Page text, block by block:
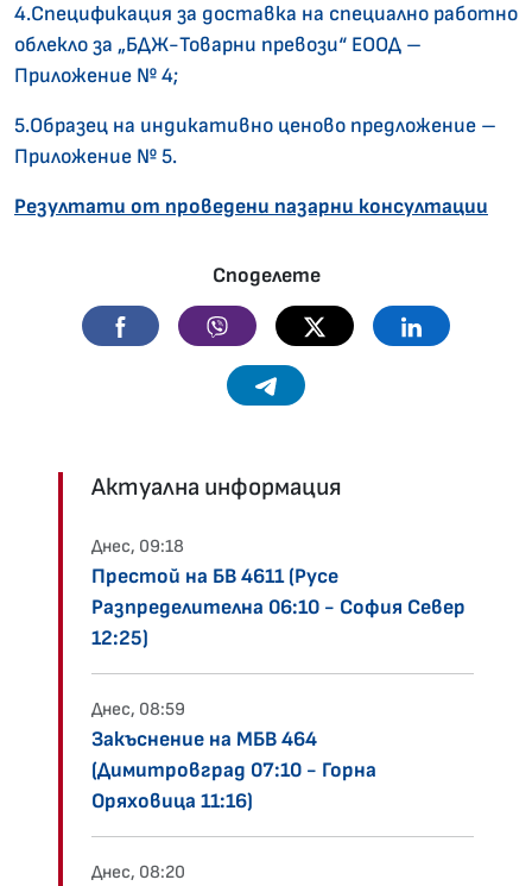
4.Спецификация за доставка на специално работно
облекло за „БДЖ-Товарни превози“ ЕООД –
Приложение № 4;
5.Образец на индикативно ценово предложение –
Приложение № 5.
Резултати от проведени пазарни консултации
Споделете
Facebook Viber Twitter Linkedin
Telegram
Актуална информация
Днес, 09:18
Престой на БВ 4611 (Русе
Разпределителна 06:10 - София Север
12:25)
Днес, 08:59
Закъснение на МБВ 464
(Димитровград 07:10 - Горна
Оряховица 11:16)
Днес, 08:20